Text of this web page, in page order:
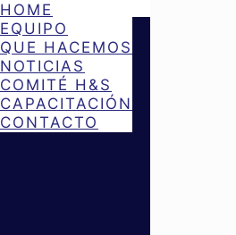
HOME
EQUIPO
QUE HACEMOS
NOTICIAS
COMITÉ H&S
CAPACITACIÓN
CONTACTO